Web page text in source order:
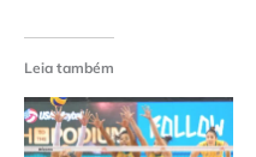
Leia também